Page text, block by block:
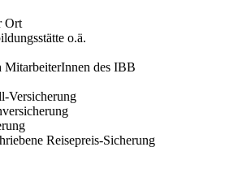
Ort
o.ä.
MitarbeiterInnen des IBB
Versicherung
Reisepreis-Sicherung